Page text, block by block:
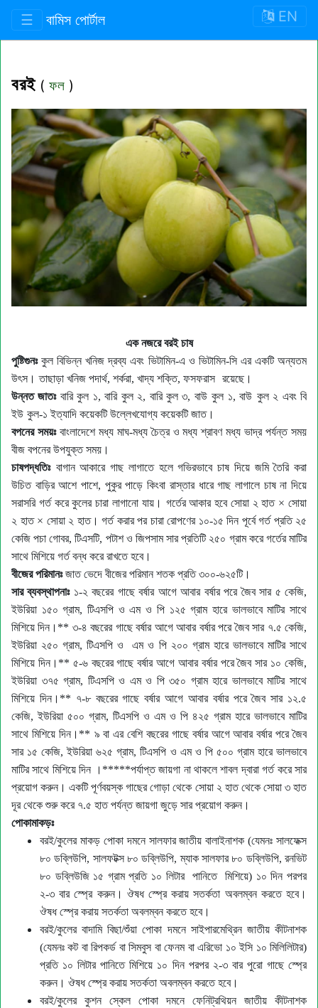
☰ বামিস পোর্টাল EN
বরই ( ফল )
এক নজরে বরই চাষ
পুষ্টিগুনঃ কুল বিভিন্ন খনিজ দ্রব্য এবং ভিটামিন-এ ও ভিটামিন-সি এর একটি অন্যতম
উৎস । তাছাড়া খনিজ পদার্থ, শর্করা, খাদ্য শক্তি, ফসফরাস রয়েছে।
উন্নত জাতঃবারি কুল ১, বারি কুল ২, বারি কুল ৩, বাউ কুল ১, বাউ কুল ২ এবং বি
ইউ কুল-১ ইত্যাদি কয়েকটি উল্লেখযোগ্য কয়েকটি জাত।
বপনের সময়ঃবাংলাদেশে মধ্য মাঘ-মধ্য চৈত্র ও মধ্য শ্রাবণ মধ্য ভাদ্র পর্যন্ত সময়
বীজ বপনের উপযুক্ত সময়।
চাষপদ্ধতিঃ বাগান আকারে গাছ লাগাতে হলে গভিরভাবে চাষ দিয়ে জমি তৈরি করা
উচিত বাড়ির আশে পাশে, পুকুর পাড়ে কিংবা রাস্তার ধারে গাছ লাগালে চাষ না দিয়ে
সরাসরি গর্ত করে কুলের চারা লাগানো যায়। গর্তের আকার হবে সোয়া ২ হাত ×সোয়া
২ হাত × সোয়া ২ হাত। গর্ত করার পর চারা রোপণের ১০-১৫ দিন পূর্বে গর্ত প্রতি ২৫
কেজি পচা গোবর,টিএসটি, পটাশ ও জিপসাম সার প্রতিটি ২৫০ গ্রাম করে গর্তের মাটির
সাথে মিশিয়ে গর্ত বন্ধ করে রাখতে হবে।
বীজের পরিমানঃজাত ভেদে বীজের পরিমান শতক প্রতি ৩০০-৬২৫টি।
সার ব্যবস্থাপনাঃ১-২ বছরের গাছে বর্ষার আগে আবার বর্ষার পরে জৈব সার ৫ কেজি,
ইউরিয়া ১৫০ গ্রাম, টিএসপি ও এম ও পি ১২৫ গ্রাম হারে ভালভাবে মাটির সাথে
মিশিয়ে দিন । ** ৩-৪ বছরের গাছে বর্ষার আগে আবার বর্ষার পরে জৈব সার ৭.৫ কেজি,
ইউরিয়া ২৫০ গ্রাম, টিএসপি ও এম ও পি ২০০ গ্রাম হারে ভালভাবে মাটির সাথে
মিশিয়ে দিন। ** ৫-৬ বছরের গাছে বর্ষার আগে আবার বর্ষার পরে জৈব সার ১০ কেজি,
ইউরিয়া ৩৭৫ গ্রাম, টিএসপি ও এম ও পি ৩৫০ গ্রাম হারে ভালভাবে মাটির সাথে
মিশিয়ে দিন।** ৭-৮ বছরের গাছে বর্ষার আগে আবার বর্ষার পরে জৈব সার ১২.৫
কেজি, ইউরিয়া ৫০০ গ্রাম, টিএসপি ও এম ও পি ৪২৫ গ্রাম হারে ভালভাবে মাটির
সাথে মিশিয়ে দিন। ** ৯ বা এর বেশি বছরের গাছে বর্ষার আগে আবার বর্ষার পরে জৈব
সার ১৫ কেজি, ইউরিয়া ৬২৫ গ্রাম, টিএসপি ও এম ও পি ৫০০ গ্রাম হারে ভালভাবে
মাটির সাথে মিশিয়ে দিন
। *****পর্যাপ্ত জায়গা না থাকলে শাবল দ্বারা গর্ত করে সার
প্রয়োগ করুন। একটি পূর্ণবয়স্ক গাছের গোড়া থেকে সোয়া ২ হাত থেকে সোয়া ৩ হাত
দূর থেকে শুরু করে ৭.৫ হাত পর্যন্ত জায়গা জুড়ে সার প্রয়োগ করুন।
পোকামাকড়ঃ
বরই/কুলের মাকড় পোকা দমনে সালফার জাতীয় বালাইনাশক (যেমন সালফেক্স
৮০ ডব্লিউপি, সালফটক্স ৮০ ডব্লিউপি,ম্যাক সালফার ৮০ ডব্লিউপি,রনভিট
৮০ ডব্লিউজি ১৫ গ্রাম প্রতি ১০ লিটার পানিতে মিশিয়ে) ১০ দিন পরপর
২-৩ বার স্প্রে করুন। ঔষধ স্প্রে করায় সতর্কতা অবলম্বন করতে হবে।
ঔষধ স্প্রে করায় সতর্কতা অবলম্বন করতে হবে।
বরই/কুলের বাদামি বিছা/শুঁয়া পোকা দমনে সাইপারমেথ্রিন জাতীয় কীটনাশক
(যেমনঃ কট বা রিপকর্ড বা সিমবুস বা ফেনম বা এরিভো ১০ ইসি ১০ মিলিলিটার)
প্রতি ১০ লিটার পানিতে মিশিয়ে ১০ দিন পরপর ২-৩ বার পুরো গাছে স্প্রে
করুন। ঔষধ স্প্রে করায় সতর্কতা অবলম্বন করতে হবে।
বরই/কুলের কুশন স্কেল পোকা দমনে ফেনিট্রথিয়ন জাতীয় কীটনাশক